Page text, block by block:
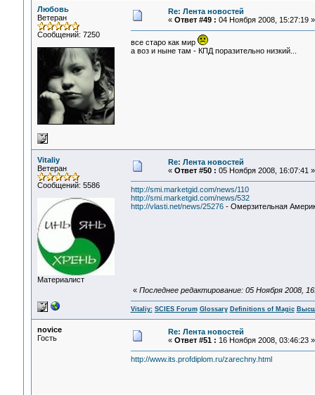
Любовь
Ветеран
Сообщений: 7250
Re: Лента новостей
« Ответ #49 : 04 Ноября 2008, 15:27:19 »
все старо как мир
а воз и ныне там - КПД поразительно низкий...
Vitaliy
Ветеран
Сообщений: 5586
Материалист
Re: Лента новостей
« Ответ #50 : 05 Ноября 2008, 16:07:41 »
http://smi.marketgid.com/news/110
http://smi.marketgid.com/news/532
http://vlasti.net/news/25276- Омерзительная
« Последнее редактирование: 05 Ноября 2008,
Vitaliy: SCIES Forum Glossary Definitions of Magic
novice
Гость
Re: Лента новостей
« Ответ #51 : 16 Ноября 2008, 03:46:23 »
http://www.its.profdiplom.ru/zarechny.html